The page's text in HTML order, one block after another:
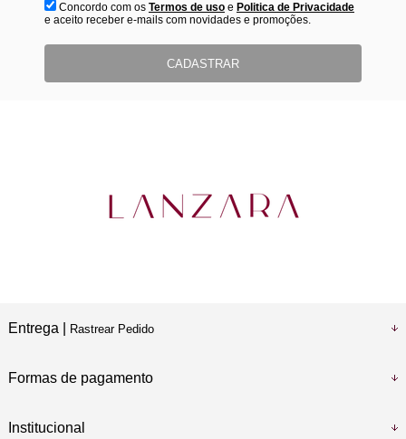
Concordo com os Termos de usoe Politica de Privacidade
e aceito receber e-mails com novidades e promoções.
CADASTRAR
Entrega | Rastrear Pedido
Formas de pagamento
Institucional